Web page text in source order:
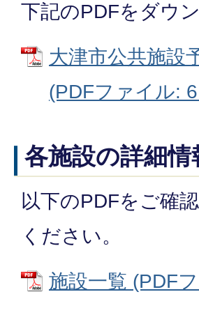
下記のPDFをダウ
大津市公共施設
(PDFファイル:
各施設の詳細情
以下のPDFをご確
ください。
施設一覧 (PDF